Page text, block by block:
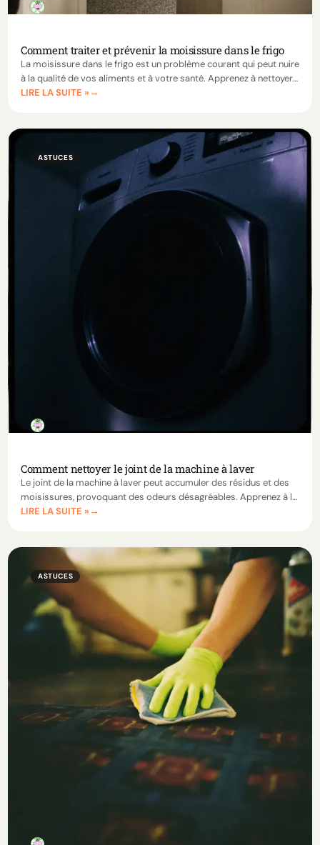
Comment traiter et prévenir la moisissure dans le frigo
La moisissure dans le frigo est un problème courant qui peut nuire
à la qualité de vos aliments et à votre santé. Apprenez à nettoyer
votre frigo et à prévenir son apparition, même lorsqu’il est éteint.
LIRE LA SUITE »
ASTUCES
Comment nettoyer le joint de la machine à laver
Le joint de la machine à laver peut accumuler des résidus et des
moisissures, provoquant des odeurs désagréables. Apprenez à le
nettoyer efficacement et à le maintenir propre grâce à des
LIRE LA SUITE »
ASTUCES